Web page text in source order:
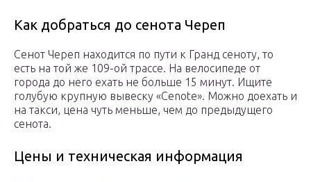
Как добраться до сенота Череп
Сенот Череп находится по пути к Гранд сеноту, то
есть на той же 109-ой трассе. На велосипеде от
города до него ехать не больше 15 минут. Ищите
голубую крупную вывеску «Cenote». Можно доехать и
на такси, цена чуть меньше, чем до предыдущего
сенота.
Цены и техническая информация